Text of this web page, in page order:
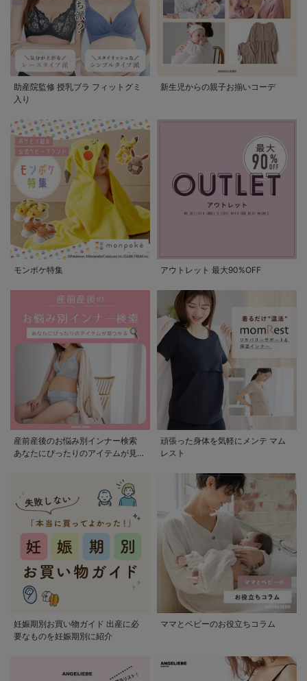
助産院監修 授乳ブラ フィットグミ
入り
新生児からの親子お揃いコーデ
モンポケ特集 アウトレット 最大90%OFF
産前産後のお悩み別インナー検索
あなたにぴったりのアイテムが見つ
頑張った身体を気軽にメンテ マム
レスト
妊娠期別お買い物ガイド 出産に必
要なものを妊娠期別に紹介
ママとベビーのお役立ちコラム